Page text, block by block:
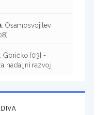
: Osamosvojitev
: Goričko [03] -
nadaljni razvoj